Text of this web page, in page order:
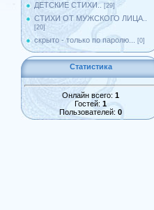
ДЕТСКИЕ СТИХИ.. [29]
СТИХИ ОТ МУЖСКОГО ЛИЦА..
[20]
скрыто - только по паролю... [0]
Статистика
Онлайн всего: 1
Гостей: 1
Пользователей: 0